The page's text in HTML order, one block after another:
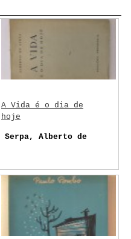
A Vida é o dia de
hoje
Serpa, Alberto de